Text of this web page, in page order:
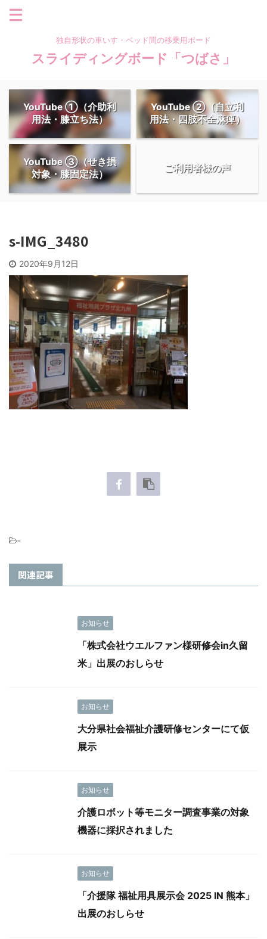
独自形状の車いす・ベッド間の移乗用ボード
スライディングボード「つばさ」
YouTube ①（介助利
用法・膝立ち法）
YouTube ②（自立利
用法・四肢不全麻痺）
YouTube ③（せき損
対象・膝固定法）
ご利用者様の声
s-IMG_3480
2020年9月12日
-
関連記事
お知らせ
「株式会社ウエルファン様研修会in久留
米」出展のおしらせ
お知らせ
大分県社会福祉介護研修センターにて仮
展示
お知らせ
介護ロボット等モニター調査事業の対象
機器に採択されました
お知らせ
「介援隊 福祉用具展示会 2025 IN 熊本」
出展のおしらせ